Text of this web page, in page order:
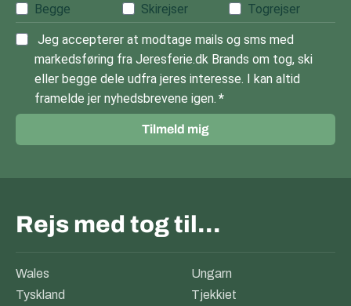
Begge Skirejser Togrejser
Jeg accepterer at modtage mails og sms med
markedsføring fra Jeresferie.dk Brands om tog, ski
eller begge dele udfra jeres interesse. I kan altid
framelde jer nyhedsbrevene igen.
Tilmeld mig
Rejs med tog til…
Wales
Ungarn
Tyskland
Tjekkiet